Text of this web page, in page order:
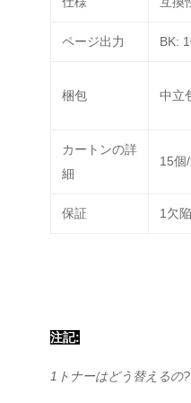
ページ出力 BK:
梱包 中立
カートンの詳
細
15個
保証 1欠
注記:
1トナーはどう替えるの?